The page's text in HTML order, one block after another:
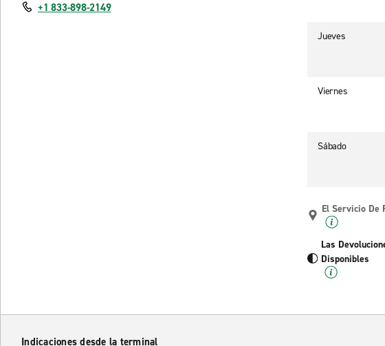
+1 833-898-2149
Jueves
Viernes
Sábado
El Servicio De
Las
Disponibles
Indicaciones desde la terminal